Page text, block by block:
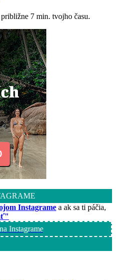
7 min. tvojho času.
Instagrame a ak sa ti páčia,
Instagrame